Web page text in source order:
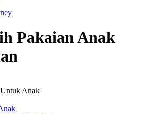
Pakaian Anak